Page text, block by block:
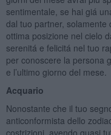
sentimentale, se hai giá
dal tuo partner, solamente
ottima posizione nel cielo
serenitá e felicitá nel tuo
per conoscere la persona
e l’ultimo giorno del mese.
Acquario
Nonostante che il tuo
anticonformista dello
costrizioni, avendo quasi